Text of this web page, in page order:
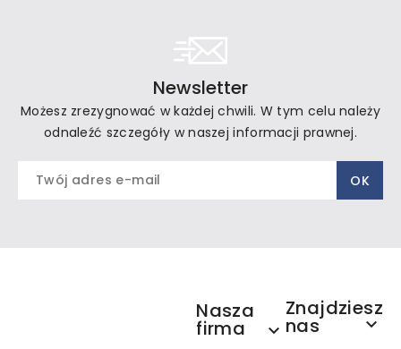
Newsletter
Możesz zrezygnować w każdej chwili. W tym celu należy
odnaleźć szczegóły w naszej informacji prawnej.
Nasza
firma 
Znajdziesz
nas 